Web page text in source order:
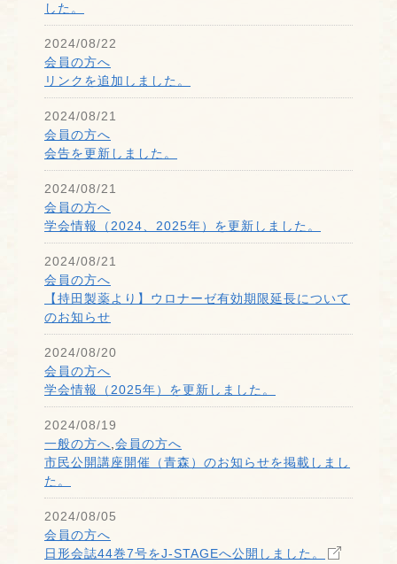
した。
2024/08/22
会員の方へ
リンクを追加しました。
2024/08/21
会員の方へ
会告を更新しました。
2024/08/21
会員の方へ
学会情報（2024、2025年）を更新しました。
2024/08/21
会員の方へ
【持田製薬より】ウロナーゼ有効期限延長について
のお知らせ
2024/08/20
会員の方へ
学会情報（2025年）を更新しました。
2024/08/19
一般の方へ 会員の方へ
市民公開講座開催（青森）のお知らせを掲載しまし
た。
2024/08/05
会員の方へ
日形会誌44巻7号をJ-STAGEへ公開しました。